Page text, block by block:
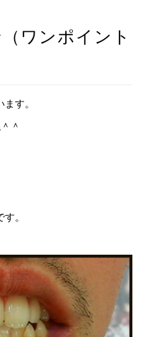
ワンポイント
す。
＾
。